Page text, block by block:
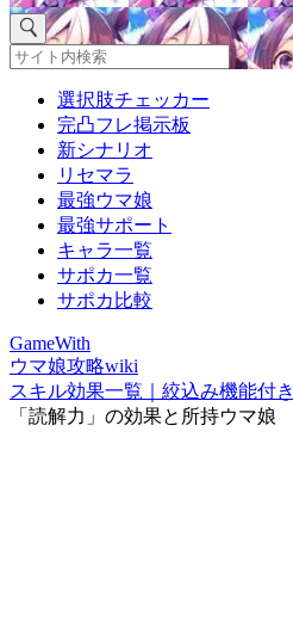
選択肢チェッカー
完凸フレ掲示板
新シナリオ
リセマラ
最強ウマ娘
最強サポート
キャラ一覧
サポカ一覧
サポカ比較
GameWith
ウマ娘攻略wiki
スキル効果一覧｜絞込み機能付き
「読解力」の効果と所持ウマ娘